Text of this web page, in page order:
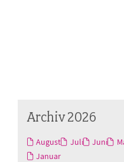
Archiv 2026
August Juli Juni
Januar